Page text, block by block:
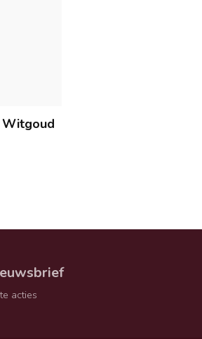
Witgoud
acties